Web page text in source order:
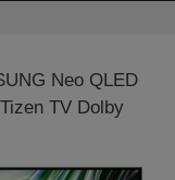
Neo QLED
TV Dolby